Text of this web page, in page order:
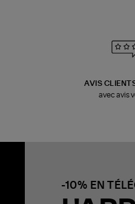
AVIS
avec avis
-10% EN